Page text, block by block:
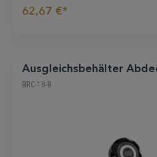
62,67 €*
Ausgleichsbehälter
BRC-18-B